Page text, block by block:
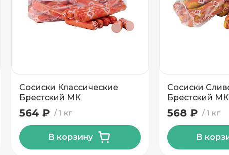
Сосиски Классические
Брестский МК
1 кг
564 ₽
В корзину
Сосиски
Брестский МК
1 кг
568 ₽
В